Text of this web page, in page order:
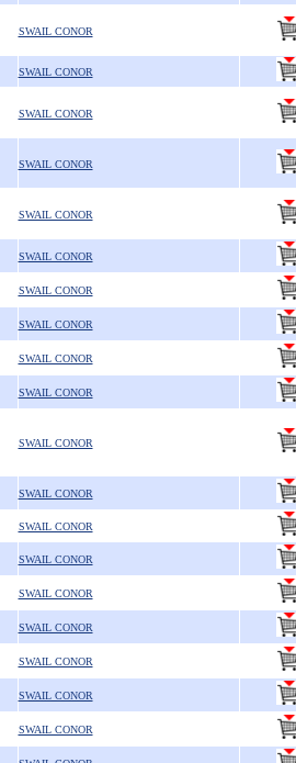
SWAIL CONOR
SWAIL CONOR
SWAIL CONOR
SWAIL CONOR
SWAIL CONOR
SWAIL CONOR
SWAIL CONOR
SWAIL CONOR
SWAIL CONOR
SWAIL CONOR
SWAIL CONOR
SWAIL CONOR
SWAIL CONOR
SWAIL CONOR
SWAIL CONOR
SWAIL CONOR
SWAIL CONOR
SWAIL CONOR
SWAIL CONOR